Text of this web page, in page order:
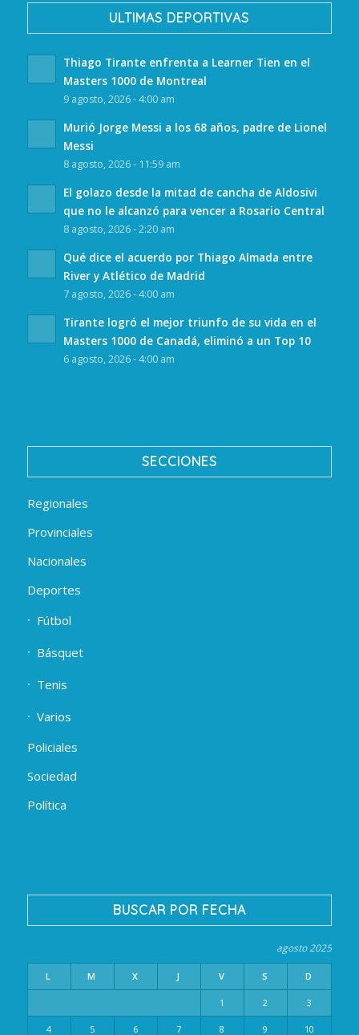
ULTIMAS DEPORTIVAS
Thiago Tirante enfrenta a Learner Tien en el
Masters 1000 de Montreal
9 agosto, 2026 - 4:00 am
Murió Jorge Messi a los 68 años, padre de Lionel
Messi
8 agosto, 2026 - 11:59 am
El golazo desde la mitad de cancha de Aldosivi
que no le alcanzó para vencer a Rosario Central
8 agosto, 2026 - 2:20 am
Qué dice el acuerdo por Thiago Almada entre
River y Atlético de Madrid
7 agosto, 2026 - 4:00 am
Tirante logró el mejor triunfo de su vida en el
Masters 1000 de Canadá, eliminó a un Top 10
6 agosto, 2026 - 4:00 am
SECCIONES
Regionales
Provinciales
Nacionales
Deportes
Fútbol
Básquet
Tenis
Varios
Policiales
Sociedad
Política
BUSCAR POR FECHA
agosto 2025
L M X J V S D
1 2 3
4 5 6 7 8 9 10